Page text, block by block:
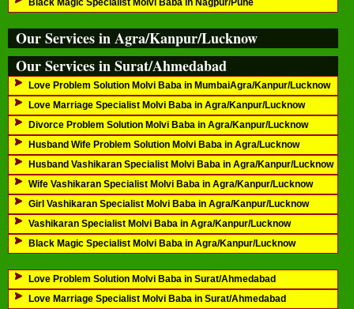
Black Magic Specialist Molvi Baba in Nagpur/Pune
Our Services in Agra/Kanpur/Lucknow
Our Services in Surat/Ahmedabad
Love Problem Solution Molvi Baba in MumbaiAgra/Kanpur/Lucknow
Love Marriage Specialist Molvi Baba in Agra/Kanpur/Lucknow
Divorce Problem Solution Molvi Baba in Agra/Kanpur/Lucknow
Husband Wife Problem Solution Molvi Baba in Agra/Lucknow
Husband Vashikaran Specialist Molvi Baba in Agra/Kanpur/Lucknow
Wife Vashikaran Specialist Molvi Baba in Agra/Kanpur/Lucknow
Girl Vashikaran Specialist Molvi Baba in Agra/Kanpur/Lucknow
Vashikaran Specialist Molvi Baba in Agra/Kanpur/Lucknow
Black Magic Specialist Molvi Baba in Agra/Kanpur/Lucknow
Love Problem Solution Molvi Baba in Surat/Ahmedabad
Love Marriage Specialist Molvi Baba in Surat/Ahmedabad